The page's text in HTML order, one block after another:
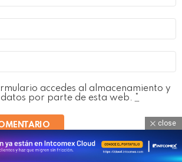
accedes al almacenamiento y
datos por parte de esta web. *
close